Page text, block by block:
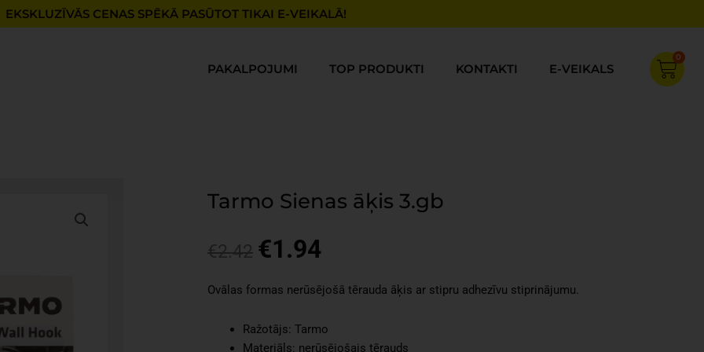
EKSKLUZĪVĀS CENAS SPĒKĀ PASŪTOT TIKAI E-VEIKALĀ!
PAKALPOJUMI TOP PRODUKTI KONTAKTI E-VEIKALS
0
Cart
Tarmo Sienas āķis 3.gb
€2.42 Original
was:
€1.94Current
is:
Ovālas formas nerūsējošā tērauda āķis ar stipru adhezīvu stiprinājumu.
Ražotājs: Tarmo
Materiāls: nerūsējošais tērauds